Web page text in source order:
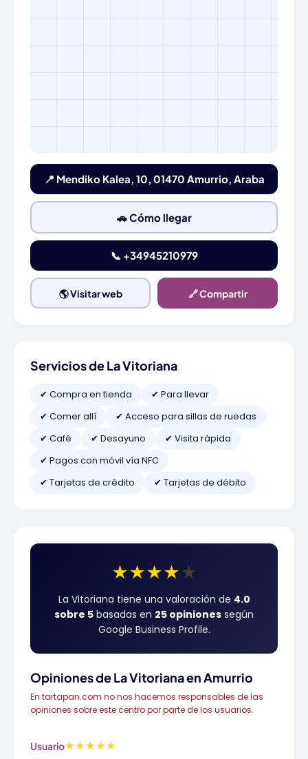
📍 Mendiko Kalea, 10, 01470 Amurrio, Araba
🚗 Cómo llegar
📞 +34945210979
🌎 Visitar web 🔗 Compartir
Servicios de La Vitoriana
✔ Compra en tienda
✔ Para llevar
✔ Comer allí
✔ Acceso para sillas de ruedas
✔ Café
✔ Desayuno
✔ Visita rápida
✔ Pagos con móvil vía NFC
✔ Tarjetas de crédito
✔ Tarjetas de débito
★★★★★
La Vitoriana tiene una valoración de 4.0
sobre 5 basadas en 25 opiniones según
Google Business Profile.
Opiniones de La Vitoriana en Amurrio
En tartapan.com no nos hacemos responsables de las
opiniones sobre este centro por parte de los usuarios.
Usuario★★★★★